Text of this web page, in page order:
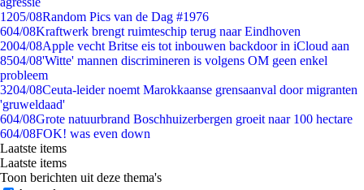
1205/08Random Pics van de Dag #1976
604/08Kraftwerk brengt ruimteschip terug naar Eindhoven
2004/08Apple vecht Britse eis tot inbouwen backdoor in iCloud aan
8504/08'Witte' mannen discrimineren is volgens OM geen enkel
probleem
3204/08Ceuta-leider noemt Marokkaanse grensaanval door migranten
'gruweldaad'
604/08Grote natuurbrand Boschhuizerbergen groeit naar 100 hectare
604/08FOK! was even down
Laatste items
Laatste items
Toon berichten uit deze thema's